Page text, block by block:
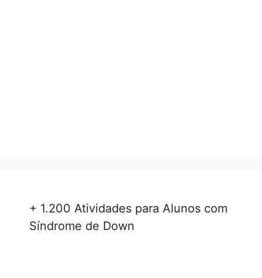
+ 1.200 Atividades para Alunos com
Síndrome de Down